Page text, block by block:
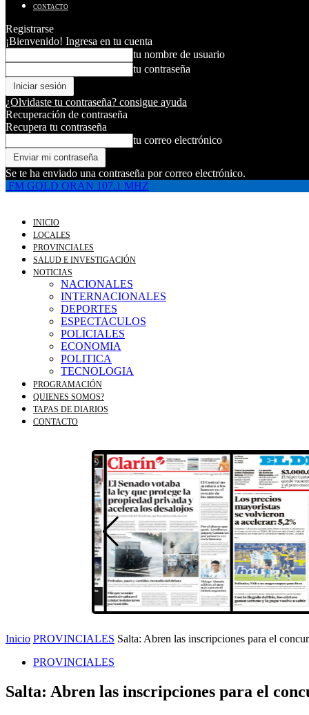
CONTACTO
Registrarse
¡Bienvenido! Ingresa en tu cuenta
tu nombre de usuario
tu contraseña
¿Olvidaste tu contraseña? consigue ayuda
Recuperación de contraseña
Recupera tu contraseña
tu correo electrónico
Se te ha enviado una contraseña por correo electrónico.
FM GOLD ORAN 107.1 MHZ
INICIO
LOCALES
PROVINCIALES
SALUD E INVESTIGACIÓN
NOTICIAS
NACIONALES
INTERNACIONALES
DEPORTES
ESPECTACULOS
POLICIALES
ECONOMIA
POLITICA
TECNOLOGIA
PROGRAMACIÓN
QUIENES SOMOS?
TAPAS DE DIARIOS
CONTACTO
Inicio PROVINCIALES Salta: Abren las inscripciones para el
PROVINCIALES
Salta: Abren las inscripciones para el